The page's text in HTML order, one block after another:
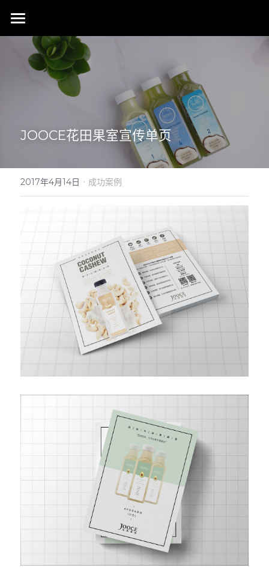
首页
行业成就
同行赞誉
关于我们
JOOCE花田果室宣传单页
2017年4月14日 · 成功案例